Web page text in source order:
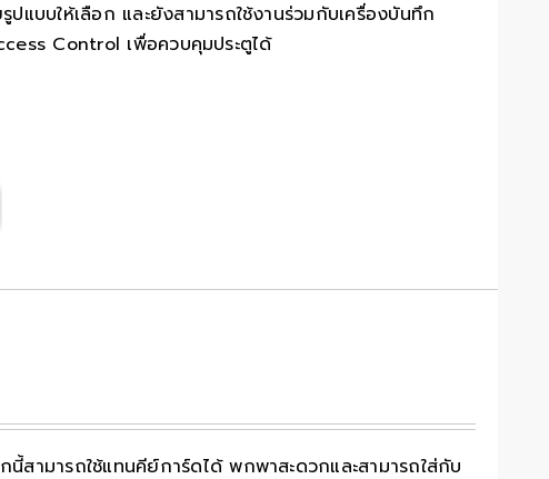
แบบให้เลือก และยังสามารถใช้งานร่วมกับเครื่องบันทึก
Control เพื่อควบคุมประตูได้
สามารถใช้แทนคีย์การ์ดได้ พกพาสะดวกและสามารถใส่กับ